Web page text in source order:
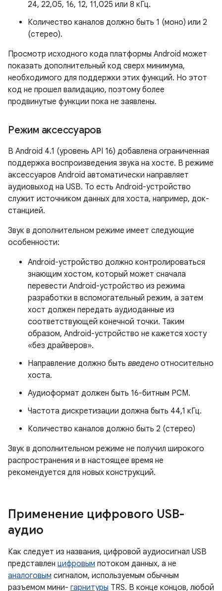
24, 22,05, 16, 12, 11,025 или 8 кГц.
Количество каналов должно быть 1 (моно) или 2
(стерео).
Просмотр исходного кода платформы Android может
показать дополнительный код сверх минимума,
необходимого для поддержки этих функций. Но этот
код не прошел валидацию, поэтому более
продвинутые функции пока не заявлены.
Режим аксессуаров
В Android 4.1 (уровень API 16) добавлена ​​ограниченная
поддержка воспроизведения звука на хосте. В режиме
аксессуаров Android автоматически направляет
аудиовыход на USB. То есть Android-устройство
служит источником данных для хоста, например, док-
станцией.
Звук в дополнительном режиме имеет следующие
особенности:
Android-устройство должно контролироваться
знающим хостом, который может сначала
перевести Android-устройство из режима
разработки в вспомогательный режим, а затем
хост должен передать аудиоданные из
соответствующей конечной точки. Таким
образом, Android-устройство не кажется хосту
«без драйверов».
Направление должно быть введено относительно
хоста.
Аудиоформат должен быть 16-битным PCM.
Частота дискретизации должна быть 44,1 кГц.
Количество каналов должно быть 2 (стерео)
Звук в дополнительном режиме не получил широкого
распространения и в настоящее время не
рекомендуется для новых конструкций.
Применение цифрового USB-
аудио
Как следует из названия, цифровой аудиосигнал USB
представлен цифровым потоком данных, а не
аналоговым сигналом, используемым обычным
разъемом мини- гарнитуры TRS. В конце концов, любой